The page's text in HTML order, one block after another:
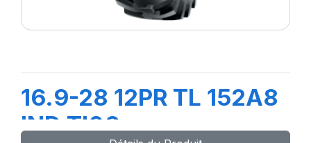
16.9-28 12PR TL 152A8
IND TI06